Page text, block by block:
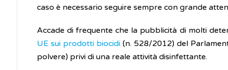
caso è necessario seguire sempre con grande
Accade di frequente che la pubblicità di molti
UE sui prodotti biocidi(n. 528/2012) del
polvere) privi di una reale attività disinfettante.